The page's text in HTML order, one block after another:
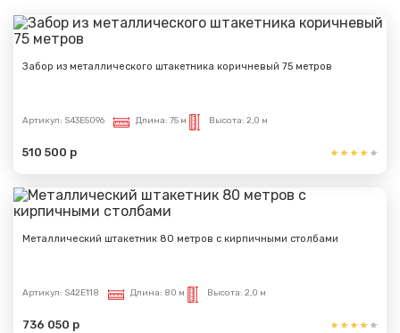
Забор из металлического штакетника коричневый 75 метров
Артикул: S43E5096 Длина: 75 м Высота: 2,0 м
510 500 р
Металлический штакетник 80 метров с кирпичными столбами
Артикул: S42E118 Длина: 80 м Высота: 2,0 м
736 050 р